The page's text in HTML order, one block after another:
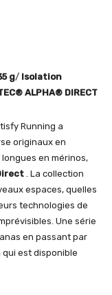
g/ Isolation
ALPHA® DIRECT
Running a
originaux en
en mérinos,
. La collection
espaces, quelles
technologies de
Une série
en passant par
est disponible